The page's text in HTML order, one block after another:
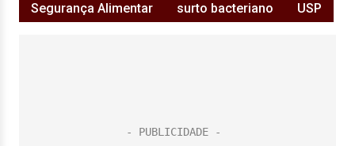
Segurança Alimentar
surto bacteriano USP